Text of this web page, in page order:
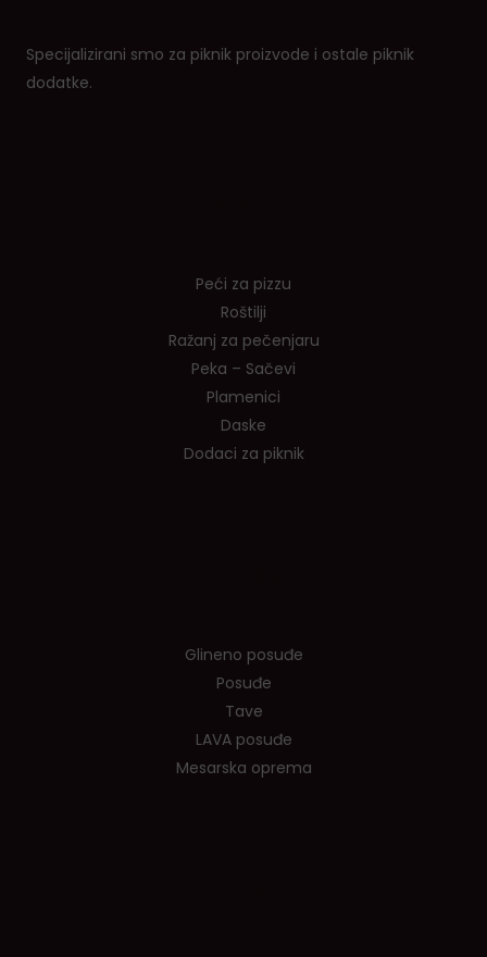
Specijalizirani smo za piknik proizvode i ostale piknik
dodatke.
Peći za pizzu
Roštilji
Ražanj za pečenjaru
Peka – Sačevi
Plamenici
Daske
Dodaci za piknik
Glineno posuđe
Posuđe
Tave
LAVA posuđe
Mesarska oprema